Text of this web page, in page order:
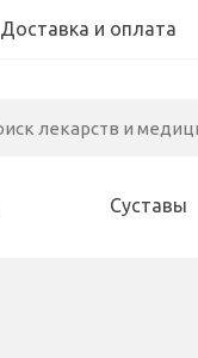
Доставка и оплата
Суставы